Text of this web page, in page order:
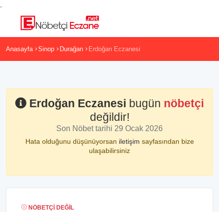
Anasayfa Sinop Durağan Erdoğan Eczanesi
Erdoğan Eczanesi bugün nöbetçi
değildir!
Son Nöbet tarihi 29 Ocak 2026
Hata olduğunu düşünüyorsan iletişim sayfasından bize
ulaşabilirsiniz
NÖBETÇI DEĞIL